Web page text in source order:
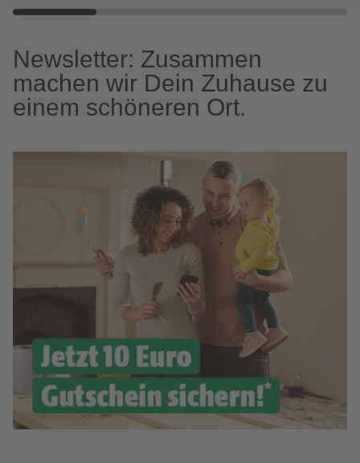
Newsletter: Zusammen
machen wir Dein Zuhause zu
einem schöneren Ort.